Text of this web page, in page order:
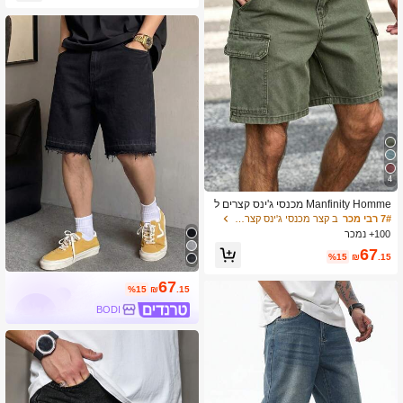
4
Manfinity Homme מכנסי ג'ינס קצרים ל
גברים, קיץ
7# רבי מכר
100+ נמכר
₪67 .15
%15
₪67 .15
%15
BODI